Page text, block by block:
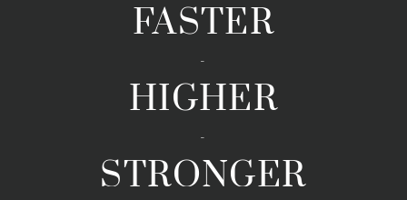
FASTER
-
HIGHER
-
STRONGER